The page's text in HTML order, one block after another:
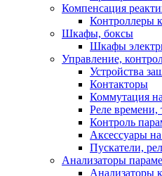
Компенсация
Контроллеры
Шкафы, боксы
Шкафы
Управление,
Устройства
Контакторы
Коммутация
Реле времени,
Контроль
Аксессуары
Пускатели,
Анализаторы
Анализаторы